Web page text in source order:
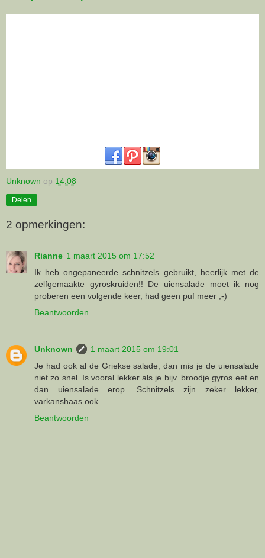
Unknown op 14:08
Delen
2 opmerkingen:
Rianne 1 maart 2015 om 17:52
Ik heb ongepaneerde schnitzels gebruikt, heerlijk met de
zelfgemaakte gyroskruiden!! De uiensalade moet ik nog
proberen een volgende keer, had geen puf meer ;-)
Beantwoorden
Unknown
1 maart 2015 om 19:01
Je had ook al de Griekse salade, dan mis je de uiensalade
niet zo snel. Is vooral lekker als je bijv. broodje gyros eet en
dan uiensalade erop. Schnitzels zijn zeker lekker,
varkanshaas ook.
Beantwoorden